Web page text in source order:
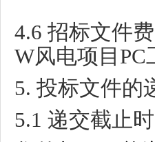
4.6 招标文件
W风电项目 PC
5. 投标文件的
5.1 递交截止时